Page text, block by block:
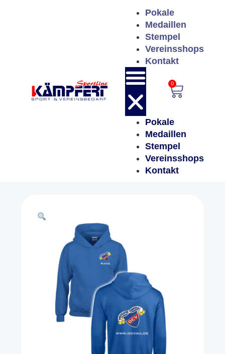
Pokale
Medaillen
Stempel
Vereinsshops
Kontakt
Pokale
Medaillen
Stempel
Vereinsshops
Kontakt
0